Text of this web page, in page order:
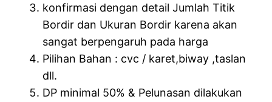
konfirmasi dengan detail Jumlah Titik
Bordir dan Ukuran Bordir karena akan
sangat berpengaruh pada harga
Pilihan Bahan : cvc / karet,biway ,taslan
dll.
DP minimal 50% & Pelunasan dilakukan